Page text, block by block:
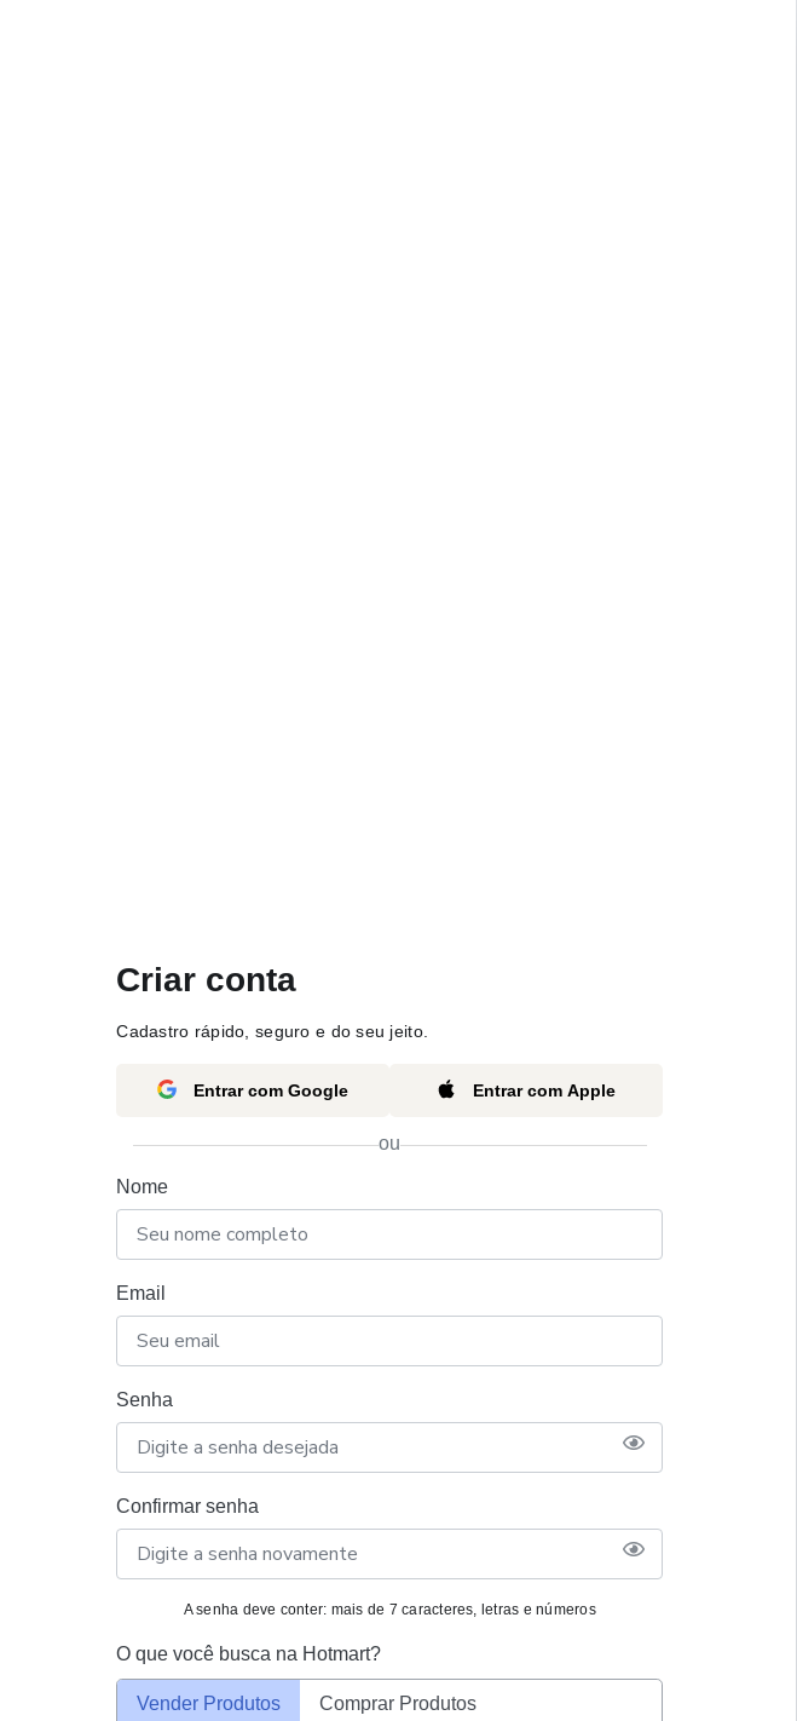
Criar conta
Cadastro rápido, seguro e do seu jeito.
Entrar com Google Entrar com Apple
ou
Nome
Email
Senha
Confirmar senha
A senha deve conter: mais de 7 caracteres, letras e números
O que você busca na Hotmart?
Vender Produtos Comprar Produtos